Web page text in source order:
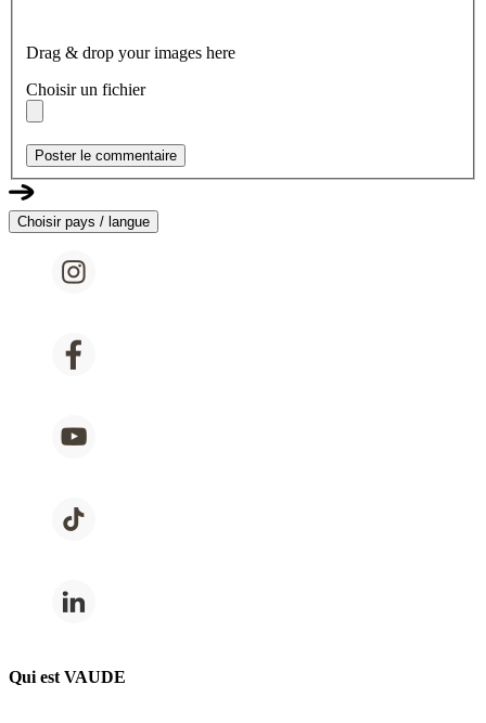
Drag & drop your images here
Choisir un fichier
Poster le commentaire
Choisir pays / langue
Qui est VAUDE